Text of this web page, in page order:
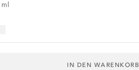
ml
IN DEN WARENKORB